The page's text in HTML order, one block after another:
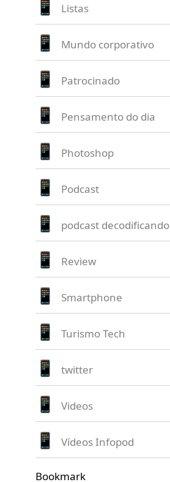
Listas
Mundo corporativo
Patrocinado
Pensamento do dia
Photoshop
Podcast
podcast decodificando
Review
Smartphone
Turismo Tech
twitter
Videos
Vídeos Infopod
Bookmark